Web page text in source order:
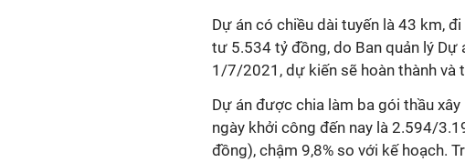
Dự án có chiều dài tuyến là 43 km,
tư 5.534 tỷ đồng, do Ban quản lý
1/7/2021, dự kiến sẽ hoàn thành và
Dự án được chia làm ba gói thầu
ngày khởi công đến nay là 2.594/
đồng), chậm 9,8% so với kế hoạch.